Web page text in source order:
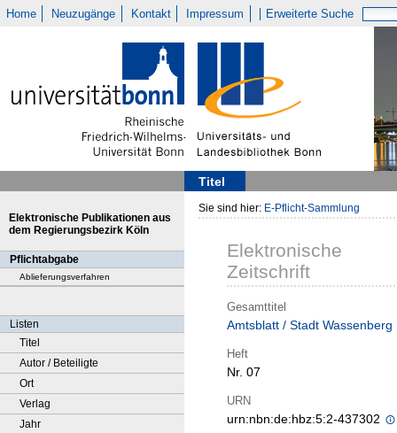
Home Neuzugänge Kontakt Impressum Erweiterte Suche
Titel
Elektronische Publikationen aus
dem Regierungsbezirk Köln
Pflichtabgabe
Ablieferungsverfahren
Listen
Titel
Autor / Beteiligte
Ort
Verlag
Jahr
Sie sind hier: E-Pflicht-Sammlung
Elektronische
Zeitschrift
Gesamttitel
Amtsblatt / Stadt Wassenberg
Heft
Nr. 07
URN
urn:nbn:de:hbz:5:2-437302